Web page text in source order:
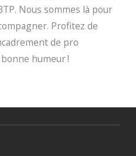
Nous sommes là pour
Profitez de
de pro
humeur !